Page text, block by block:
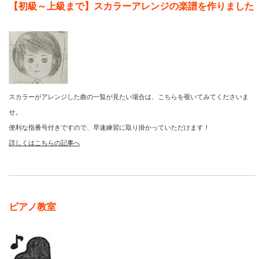
【初級～上級まで】スカラーアレンジの楽譜を作りました
スカラーがアレンジした曲の一覧が見たい場合は、こちらを覗いてみてくださいま
せ。
便利な指番号付きですので、早速練習に取り掛かっていただけます！
詳しくはこちらの記事へ
ピアノ教室